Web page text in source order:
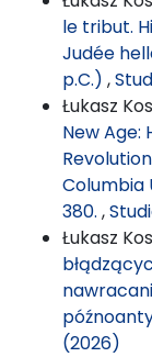
le tribut.
Judée
p.C.) ,
Łukasz
New
Columbia
380. ,
Łukasz
(2026)